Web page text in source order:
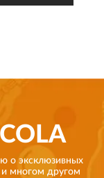
о эксклюзивных
и многом другом